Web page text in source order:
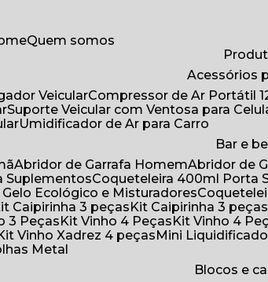
Quem somos
Acessórios
Veicular Compressor de Ar Portátil
Suporte Veicular com Ventosa para
Umidificador de Ar para Carro
Bar e
Abridor de Garrafa Homem Abridor de
Suplementos
Coqueteleira 400ml Porta
Gelo Ecológico e Misturadores
Kit Caipirinha 3 peças Kit Caipirinha 3 peças
3 Peças Kit Vinho 4 Peças Kit Vinho 4
Kit Vinho Xadrez 4 peças Mini
Metal
Blocos e